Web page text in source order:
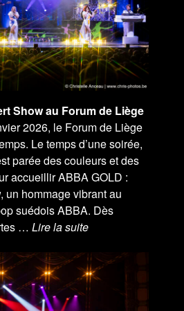
Show au Forum de Liège
2026, le Forum de Liège
Le temps d’une soirée,
parée des couleurs et des
accueillir ABBA GOLD :
un hommage vibrant au
suédois ABBA. Dès
… Lire la suite